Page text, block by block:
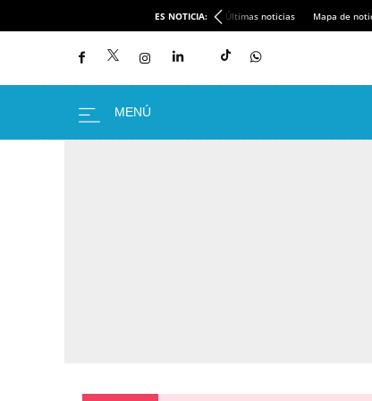
ES NOTICIA: Últimas noticias Mapa de